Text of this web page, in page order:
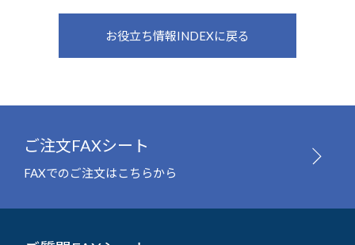
お役立ち情報INDEXに戻る
ご注文FAXシート
FAXでのご注文はこちらから